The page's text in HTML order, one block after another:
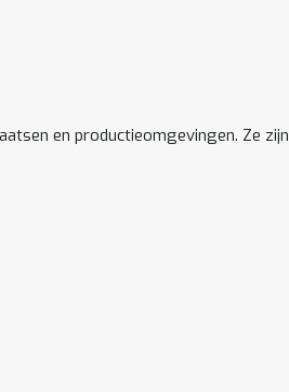
en productieomgevingen. Ze zijn